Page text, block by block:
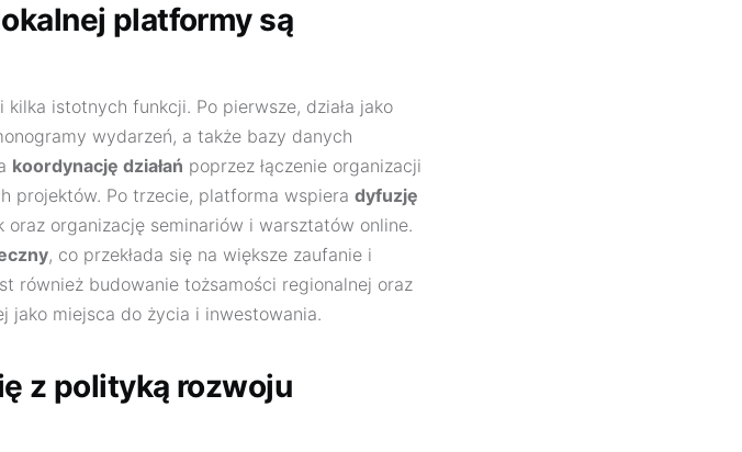
platformy są
istotnych funkcji. Po pierwsze, działa jako
wydarzeń, a także bazy danych
koordynację działań poprzez łączenie organizacji
projektów. Po trzecie, platforma wspiera dyfuzję
organizację seminariów i warsztatów online.
, co przekłada się na większe zaufanie i
również budowanie tożsamości regionalnej oraz
jako miejsca do życia i inwestowania.
z polityką rozwoju